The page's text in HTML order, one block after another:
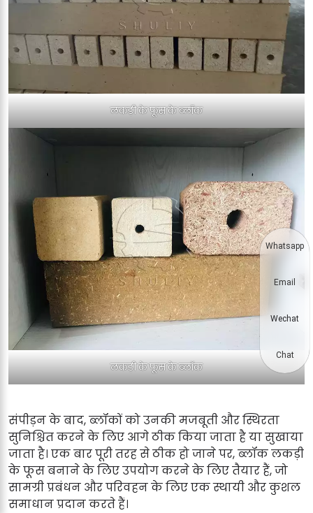
लकड़ी के फूस के ब्लॉक
लकड़ी के फूस के ब्लॉक
संपीड़न के बाद, ब्लॉकों को उनकी मजबूती और स्थिरता
सुनिश्चित करने के लिए आगे ठीक किया जाता है या सुखाया
जाता है। एक बार पूरी तरह से ठीक हो जाने पर, ब्लॉक लकड़ी
के फूस बनाने के लिए उपयोग करने के लिए तैयार हैं, जो
सामग्री प्रबंधन और परिवहन के लिए एक स्थायी और कुशल
समाधान प्रदान करते हैं।
Whatsapp
Email
Wechat
Chat